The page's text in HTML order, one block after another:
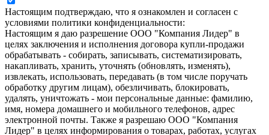
Настоящим подтверждаю, что я ознакомлен и согласен с
условиями политики конфиденциальности:
Настоящим я даю разрешение ООО "Компания Лидер" в
целях заключения и исполнения договора купли-продажи
обрабатывать - собирать, записывать, систематизировать,
накапливать, хранить, уточнять (обновлять, изменять),
извлекать, использовать, передавать (в том числе поручать
обработку другим лицам), обезличивать, блокировать,
удалять, уничтожать - мои персональные данные: фамилию,
имя, номера домашнего и мобильного телефонов, адрес
электронной почты. Также я разрешаю ООО "Компания
Лидер" в целях информирования о товарах, работах, услугах